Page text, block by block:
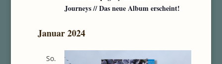
Journeys // Das neue Album erscheint!
Januar 2024
So.